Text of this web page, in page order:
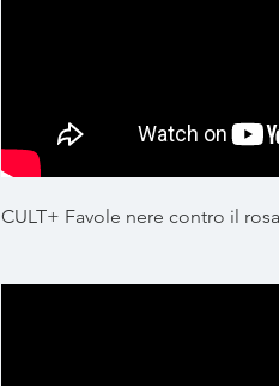
CULT+ Favole nere contro il